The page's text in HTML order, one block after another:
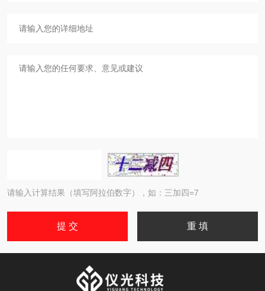
请输入计算结果（填写阿拉伯数字），如：三加四=7